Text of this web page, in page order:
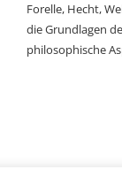
Forelle, Hecht,
die Grundlagen
philosophische